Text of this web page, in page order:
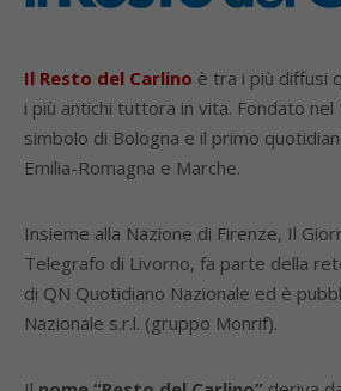
Il Resto del Carlino è tra i più diffusi
i più antichi tuttora in vita. Fondato
simbolo di Bologna e il primo
Emilia-Romagna e Marche.
Insieme alla Nazione di Firenze, Il
Telegrafo di Livorno, fa parte della
di QN Quotidiano Nazionale ed è
Nazionale s.r.l. (gruppo Monrif).